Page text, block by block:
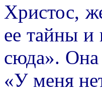
Христос,
ее тайны и
сюда». Она
«У меня